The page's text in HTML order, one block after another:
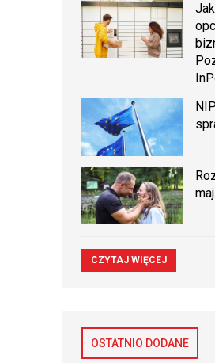
CZYTAJ WIĘCEJ
OSTATNIO DODANE